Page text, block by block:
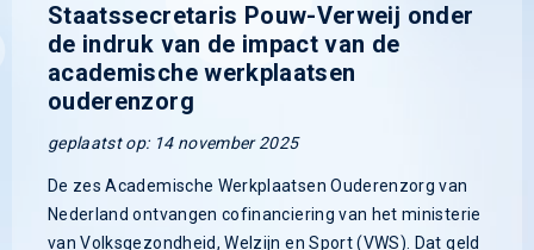
Staatssecretaris Pouw-Verweij onder
de indruk van de impact van de
academische werkplaatsen
ouderenzorg
geplaatst op: 14 november 2025
De zes Academische Werkplaatsen Ouderenzorg van
Nederland ontvangen cofinanciering van het ministerie
van Volksgezondheid, Welzijn en Sport (VWS). Dat geld